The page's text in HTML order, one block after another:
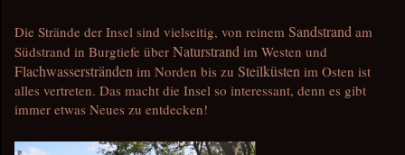
Die Strände der Insel sind vielseitig, von reinem Sandstrand am
Südstrand in Burgtiefe über Naturstrand im Westen und
Flachwasserstränden im Norden bis zu Steilküsten im Osten ist
alles vertreten. Das macht die Insel so interessant, denn es gibt
immer etwas Neues zu entdecken!